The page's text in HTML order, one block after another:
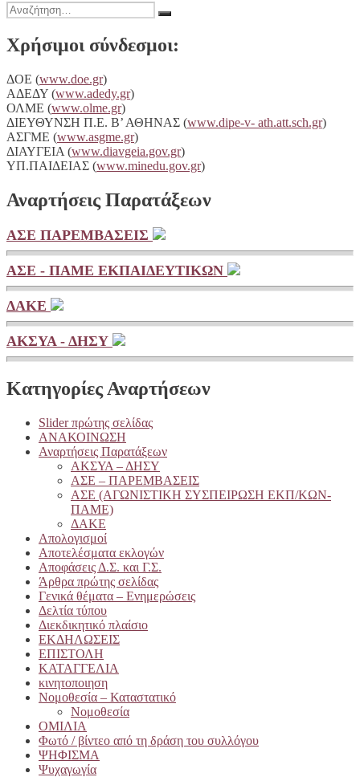
Αναζήτηση
για:
Αναζήτηση
Χρήσιμοι σύνδεσμοι:
ΔΟΕ (www.doe.gr)
ΑΔΕΔΥ (www.adedy.gr)
ΟΛΜΕ (www.olme.gr)
ΔΙΕΥΘΥΝΣΗ Π.Ε. Β’ ΑΘΗΝΑΣ (www.dipe-v- ath.att.sch.gr)
ΑΣΓΜΕ (www.asgme.gr)
ΔΙΑΥΓΕΙA (www.diavgeia.gov.gr)
ΥΠ.ΠΑΙΔΕΙΑΣ (www.minedu.gov.gr)
Αναρτήσεις Παρατάξεων
ΑΣΕ ΠΑΡΕΜΒΑΣΕΙΣ
ΑΣΕ - ΠΑΜΕ ΕΚΠΑΙΔΕΥΤΙΚΩΝ
ΔΑΚΕ
ΑΚΣΥΑ - ΔΗΣΥ
Κατηγορίες Αναρτήσεων
Slider πρώτης σελίδας
ΑΝΑΚΟΙΝΩΣΗ
Αναρτήσεις Παρατάξεων
ΑΚΣΥΑ – ΔΗΣΥ
ΑΣΕ – ΠΑΡΕΜΒΑΣΕΙΣ
ΑΣΕ (ΑΓΩΝΙΣΤΙΚΗ ΣΥΣΠΕΙΡΩΣΗ ΕΚΠ/ΚΩΝ-
ΠΑΜΕ)
ΔΑΚΕ
Απολογισμοί
Αποτελέσματα εκλογών
Αποφάσεις Δ.Σ. και Γ.Σ.
Άρθρα πρώτης σελίδας
Γενικά θέματα – Ενημερώσεις
Δελτία τύπου
Διεκδικητικό πλαίσιο
ΕΚΔΗΛΩΣΕΙΣ
ΕΠΙΣΤΟΛΗ
ΚΑΤΑΓΓΕΛΙΑ
κινητοποιηση
Νομοθεσία – Καταστατικό
Νομοθεσία
ΟΜΙΛΙΑ
Φωτό / βίντεο από τη δράση του συλλόγου
ΨΗΦΙΣΜΑ
Ψυχαγωγία